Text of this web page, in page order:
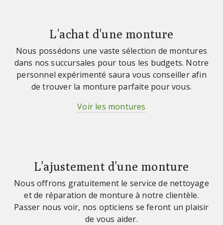
L’achat d'une monture
Nous possédons une vaste sélection de montures
dans nos succursales pour tous les budgets. Notre
personnel expérimenté saura vous conseiller afin
de trouver la monture parfaite pour vous.
Voir les montures
L'ajustement d'une monture
Nous offrons gratuitement le service de nettoyage
et de réparation de monture à notre clientèle.
Passer nous voir, nos opticiens se feront un plaisir
de vous aider.